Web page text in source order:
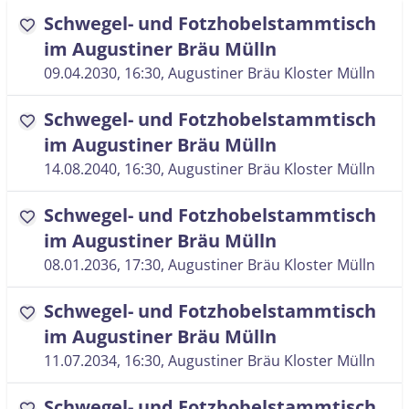
favorite Schwegel- und Fotzhobelstammtisch
im Augustiner Bräu Mülln
09.04.2030, 16:30, Augustiner Bräu Kloster Mülln
favorite Schwegel- und Fotzhobelstammtisch
im Augustiner Bräu Mülln
14.08.2040, 16:30, Augustiner Bräu Kloster Mülln
favorite Schwegel- und Fotzhobelstammtisch
im Augustiner Bräu Mülln
08.01.2036, 17:30, Augustiner Bräu Kloster Mülln
favorite Schwegel- und Fotzhobelstammtisch
im Augustiner Bräu Mülln
11.07.2034, 16:30, Augustiner Bräu Kloster Mülln